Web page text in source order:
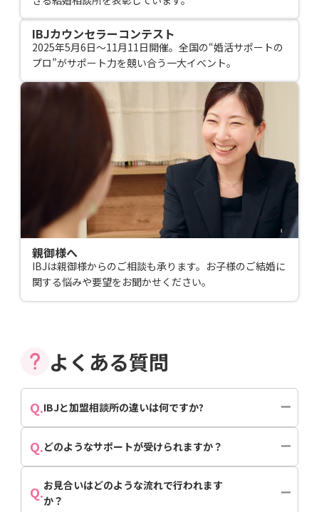
IBJカウンセラーコンテスト
2025年5月6日～11月11日開催。全国の“婚活サポートの
プロ”がサポート力を競い合う一大イベント。
親御様へ
IBJは親御様からのご相談も承ります。お子様のご結婚に
関する悩みや要望をお聞かせください。
よくある質問
Q.IBJと加盟相談所の違いは何ですか?
Q.どのようなサポートが受けられますか？
Q.お見合いはどのような流れで行われます
か？